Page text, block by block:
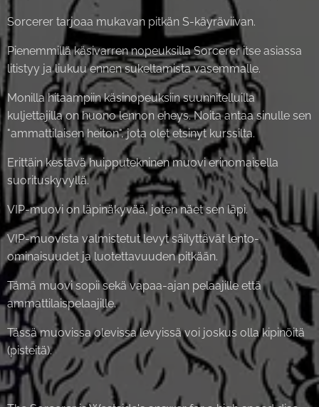
Sorcerer tarjoaa mukavan pitkän S-käyräviivan.
Pienemmillä käsivarren nopeuksilla Sorcerer itse asiassa
litistyy ja liukuu ennen sukeltamista vasemmalle.
Monilla hitaampiin käsinopeuksiin suunnitelluilla
kuljettajilla on huono lennon eheys. Noita antaa sinulle sen
"ammattilaisen heiton", jota olet etsinyt kurssilta.
Erittäin kestävä huipputekninen muovi erinomaisella
suorituskyvyllä.
VIP-muovi on läpinäkyvää, joten näet sen läpi.
VIP-muovista valmistetut levyt säilyttävät lento-
ominaisuudet ja luotettavuuden pitkään.
Tämä muovi sopii sekä vapaa-ajan pelaajille että
ammattilaispelaajille.
Tässä muovissa olevissa levyissä voi joskus olla kipinöitä
(pisteitä).